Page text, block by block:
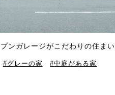
ンガレージがこだわりの住まい
グレーの家 中庭がある家